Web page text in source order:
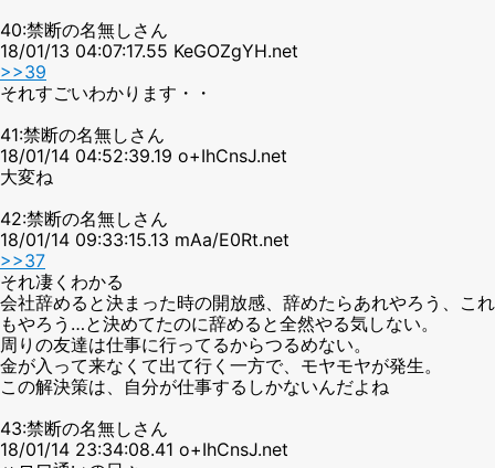
40:禁断の名無しさん
18/01/13 04:07:17.55 KeGOZgYH.net
>>39
それすごいわかります・・
41:禁断の名無しさん
18/01/14 04:52:39.19 o+IhCnsJ.net
大変ね
42:禁断の名無しさん
18/01/14 09:33:15.13 mAa/E0Rt.net
>>37
それ凄くわかる
会社辞めると決まった時の開放感、辞めたらあれやろう、これ
もやろう…と決めてたのに辞めると全然やる気しない。
周りの友達は仕事に行ってるからつるめない。
金が入って来なくて出て行く一方で、モヤモヤが発生。
この解決策は、自分が仕事するしかないんだよね
43:禁断の名無しさん
18/01/14 23:34:08.41 o+IhCnsJ.net